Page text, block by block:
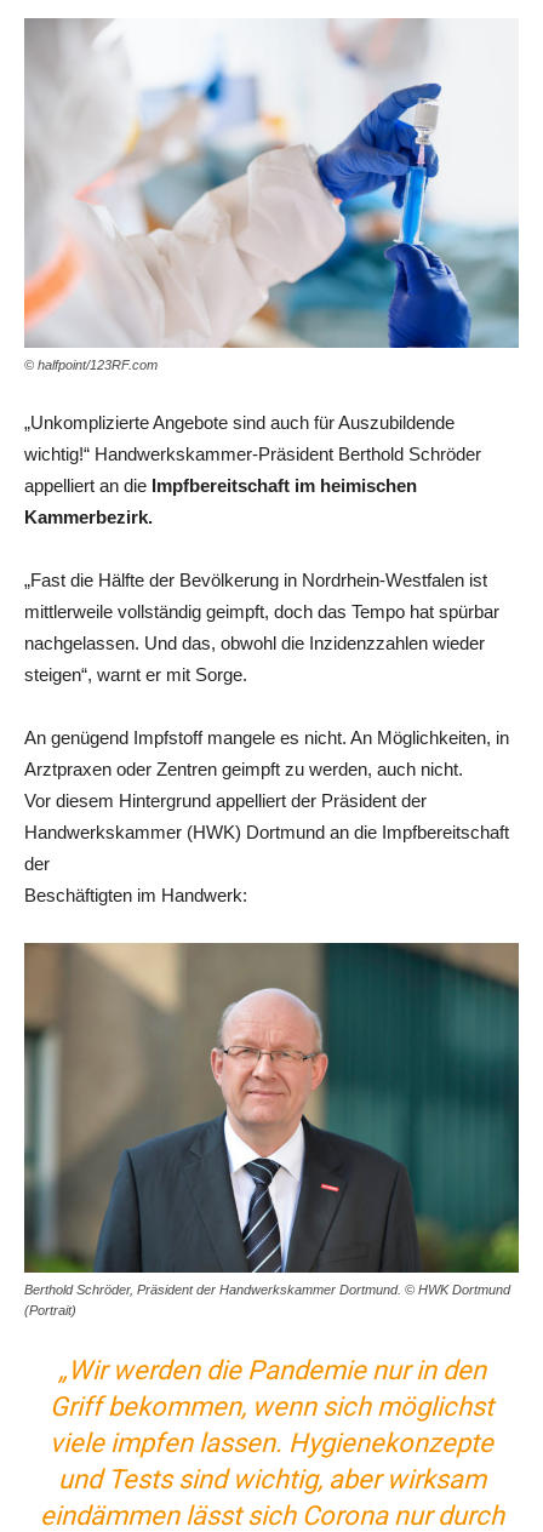
© halfpoint/123RF.com
„Unkomplizierte Angebote sind auch für Auszubildende
wichtig!“ Handwerkskammer-Präsident Berthold Schröder
appelliert an die Impfbereitschaft im heimischen
Kammerbezirk.
„Fast die Hälfte der Bevölkerung in Nordrhein-Westfalen ist
mittlerweile vollständig geimpft, doch das Tempo hat spürbar
nachgelassen. Und das, obwohl die Inzidenzzahlen wieder
steigen“, warnt er mit Sorge.
An genügend Impfstoff mangele es nicht. An Möglichkeiten, in
Arztpraxen oder Zentren geimpft zu werden, auch nicht.
Vor diesem Hintergrund appelliert der Präsident der
Handwerkskammer (HWK) Dortmund an die Impfbereitschaft
der
Beschäftigten im Handwerk:
Berthold Schröder, Präsident der Handwerkskammer Dortmund. © HWK Dortmund
(Portrait)
„Wir werden die Pandemie nur in den
Griff bekommen, wenn sich möglichst
viele impfen lassen. Hygienekonzepte
und Tests sind wichtig, aber wirksam
eindämmen lässt sich Corona nur durch